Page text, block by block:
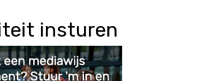
insturen